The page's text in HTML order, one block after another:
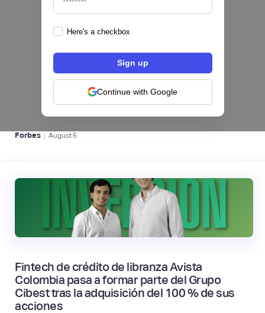
Here's a checkbox
Continue with Google
hiSofi, Fintech de gestión de cobranzas,
levanta US$1 millón para instalar un hub
regional en Uruguay
BFM 👔
Forbes | August6
Fintech de crédito de libranza Avista
Colombia pasa a formar parte del Grupo
Cibest tras la adquisición del 100 % de sus
acciones